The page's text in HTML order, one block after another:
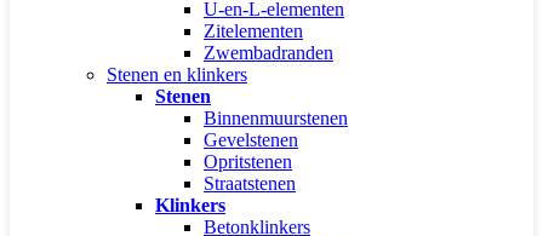
U-en-L-elementen
Zitelementen
Zwembadranden
Stenen en klinkers
Stenen
Binnenmuurstenen
Gevelstenen
Opritstenen
Straatstenen
Klinkers
Betonklinkers